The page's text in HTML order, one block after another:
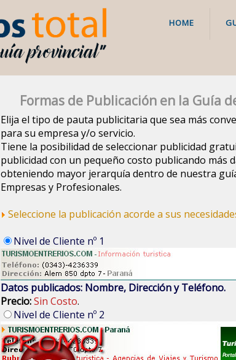
HOME
Formas de Publicación en la Guía
Elija el tipo de pauta publicitaria que sea más
para su empresa y/o servicio.
Tiene la posibilidad de seleccionar publicidad
publicidad con un pequeño costo publicando más
obteniendo mayor jerarquía dentro de nuestra
Empresas y Profesionales.
Seleccione la publicación acorde a sus
Nivel de Cliente nº 1
Datos publicados: Nombre, Dirección y Teléfono.
Precio:Sin Costo.
Nivel de Cliente nº 2